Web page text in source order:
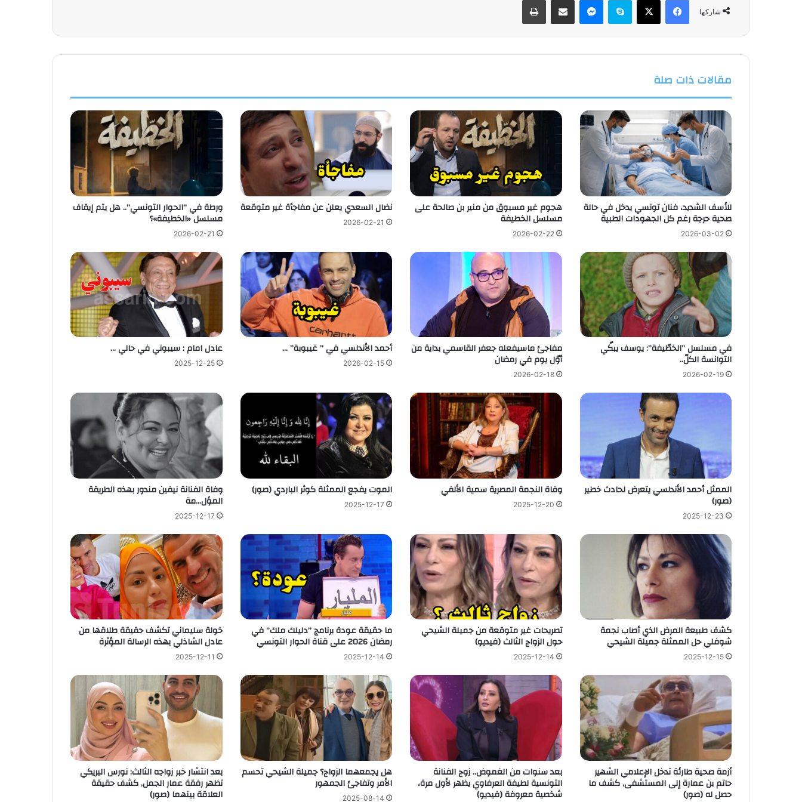
شاركها
مقالات ذات صلة
للأسف الشديد، فنان تونسي يدخل في حالة
صحية حرجة رغم كل الجهودات الطبية
2026-03-02
هجوم غير مسبوق من منير بن صالحة على
مسلسل الخطيفة
2026-02-22
نضال السعدي يعلن عن مفاجأة غير متوقعة
2026-02-21
ورطة في “الحوار التونسي”.. هل يتم إيقاف
مسلسل «الخطيفة»؟
2026-02-21
في مسلسل ”الخطّيفة”: يوسف يبكّي
التوانسة الكلّ..
2026-02-19
مفاجئ ماسيفعله جعفر القاسمي بداية من
أوّل يوم في رمضان
2026-02-18
أحمد الأندلسي في ” غيبوبة” …
2026-02-15
عادل امام : سيبوني في حالي …
2025-12-25
الممثل أحمد الأندلسي يتعرض لحادث خطير
(صور)
2025-12-23
وفاة النجمة المصرية سمية الألفي
2025-12-20
الموت يفجع الممثلة كوثر الباردي (صور)
2025-12-17
وفاة الفنانة نيفين مندور بهذه الطريقة
المؤل…مة
2025-12-17
كشف طبيعة المرض الذي أصاب نجمة
شوفلي حل الممثلة جميلة الشيحي
2025-12-15
تصريحات غير متوقعة من جميلة الشيحي
حول الزواج الثالث (فيديو)
2025-12-14
ما حقيقة عودة برنامج ”دليلك ملك” في
رمضان 2026 على قناة الحوار التونسي
2025-12-14
خولة سليماني تكشف حقيقة طلاقها من
عادل الشاذلي بهذه الرسالة المؤثرة
2025-12-11
أزمة صحية طارئة تدخل الإعلامي الشهير
حاتم بن عمارة إلى المستشفى, كشف ما
حصل له (صور)
بعد سنوات من الغموض.. زوج الفنانة
التونسية لطيفة العرفاوي يظهر لأول مرة،
شخصية معروفة (فيديو)
هل يجمعهما الزواج؟ جميلة الشيحي تحسم
الأمر وتفاجئ الجمهور
2025-08-14
بعد انتشار خبر زواجه الثالث: نورس البريكي
تظهر رفقة عمار الجمل, كشف حقيقة
العلاقة بينهما (صور)